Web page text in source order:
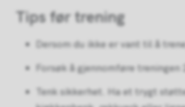
Tips før trening
Dersom du ikke er vant til å
Forsøk å gjennomføre treningen
Tenk sikkerhet. Ha et trygt